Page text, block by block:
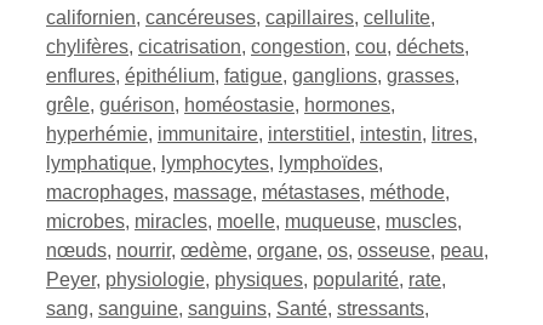
californien, cancéreuses, capillaires, cellulite,
chylifères, cicatrisation, congestion, cou, déchets,
enflures, épithélium, fatigue, ganglions, grasses,
grêle, guérison, homéostasie, hormones,
hyperhémie, immunitaire, interstitiel , intestin, litres,
lymphatique, lymphocytes, lymphoïdes,
macrophages, massage, métastases, méthode,
microbes, miracles, moelle, muqueuse, muscles,
nœuds, nourrir, œdème, organe, os, osseuse, peau,
Peyer, physiologie, physiques, popularité, rate,
sang, sanguine, sanguins, Santé, stressants,